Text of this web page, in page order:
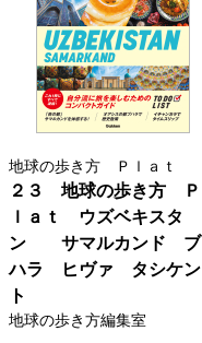
地球の歩き方 Ｐｌａｔ
２３ 地球の歩き方 Ｐ
ｌａｔ ウズベキスタ
ン サマルカンド ブ
ハラ ヒヴァ タシケン
ト
地球の歩き方編集室